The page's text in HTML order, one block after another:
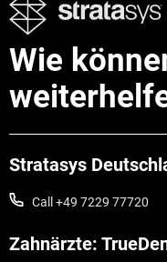
Wie
Stratasys
Call +49 7229 77720
Zahnärzte: